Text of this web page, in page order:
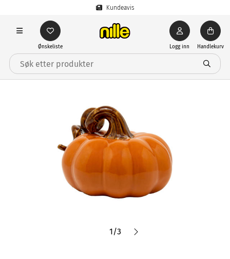
Kundeavis
Ønskeliste Logg inn Handlekurv
1/3